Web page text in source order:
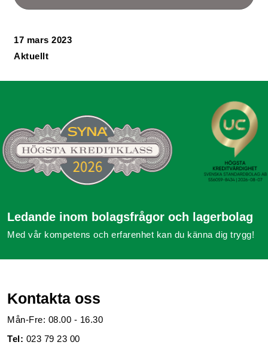
17 mars 2023
Aktuellt
Ledande inom bolagsfrågor och lagerbolag
Med vår kompetens och erfarenhet kan du känna dig trygg!
Kontakta oss
Mån-Fre: 08.00 - 16.30
Tel: 023 79 23 00